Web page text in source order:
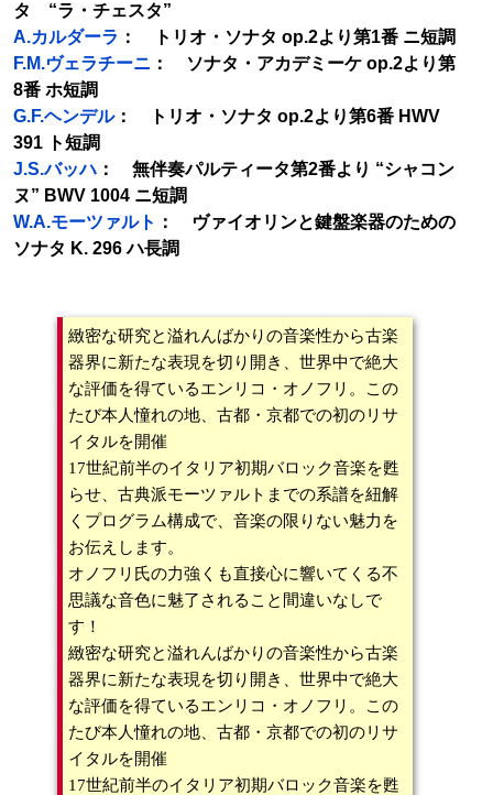
タ “ラ・チェスタ”
A.カルダーラ ： トリオ・ソナタ op.2より第1番 ニ短調
F.M.ヴェラチーニ ： ソナタ・アカデミーケ op.2より第
8番 ホ短調
G.F.ヘンデル： トリオ・ソナタ op.2より第6番 HWV
391 ト短調
J.S.バッハ ： 無伴奏パルティータ第2番より “シャコン
ヌ” BWV 1004 ニ短調
W.A.モーツァルト ： ヴァイオリンと鍵盤楽器のための
ソナタ K. 296 ハ長調
緻密な研究と溢れんばかりの音楽性から古楽
器界に新たな表現を切り開き、世界中で絶大
な評価を得ているエンリコ・オノフリ。この
たび本人憧れの地、古都・京都での初のリサ
イタルを開催
17世紀前半のイタリア初期バロック音楽を甦
らせ、古典派モーツァルトまでの系譜を紐解
くプログラム構成で、音楽の限りない魅力を
お伝えします。
オノフリ氏の力強くも直接心に響いてくる不
思議な音色に魅了されること間違いなしで
す！
緻密な研究と溢れんばかりの音楽性から古楽
器界に新たな表現を切り開き、世界中で絶大
な評価を得ているエンリコ・オノフリ。この
たび本人憧れの地、古都・京都での初のリサ
イタルを開催
17世紀前半のイタリア初期バロック音楽を甦